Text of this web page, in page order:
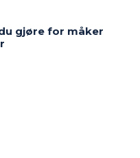
gjøre for måker